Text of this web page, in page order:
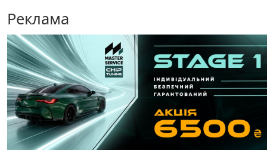
Реклама